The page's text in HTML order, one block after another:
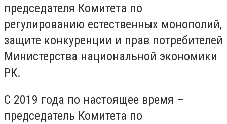
председателя Комитета по
регулированию естественных монополий,
защите конкуренции и прав потребителей
Министерства национальной экономики
РК.
С 2019 года по настоящее время –
председатель Комитета по